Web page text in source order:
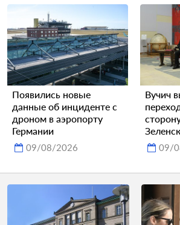
Появились новые
данные об инциденте с
дроном в аэропорту
Германии
09/08/2026
Вучич
09/